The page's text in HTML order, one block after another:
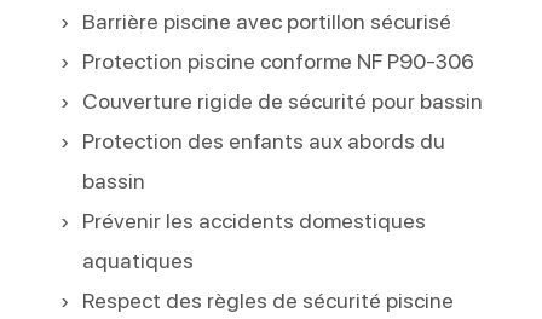
Barrière piscine avec portillon sécurisé
Protection piscine conforme NF P90-306
Couverture rigide de sécurité pour bassin
Protection des enfants aux abords du
bassin
Prévenir les accidents domestiques
aquatiques
Respect des règles de sécurité piscine